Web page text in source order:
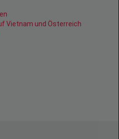
Vietnam und Österreich